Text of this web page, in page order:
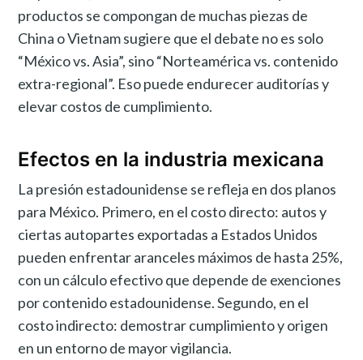
productos se compongan de muchas piezas de
China o Vietnam sugiere que el debate no es solo
“México vs. Asia”, sino “Norteamérica vs. contenido
extra-regional”. Eso puede endurecer auditorías y
elevar costos de cumplimiento.
Efectos en la industria mexicana
La presión estadounidense se refleja en dos planos
para México. Primero, en el costo directo: autos y
ciertas autopartes exportadas a Estados Unidos
pueden enfrentar aranceles máximos de hasta 25%,
con un cálculo efectivo que depende de exenciones
por contenido estadounidense. Segundo, en el
costo indirecto: demostrar cumplimiento y origen
en un entorno de mayor vigilancia.